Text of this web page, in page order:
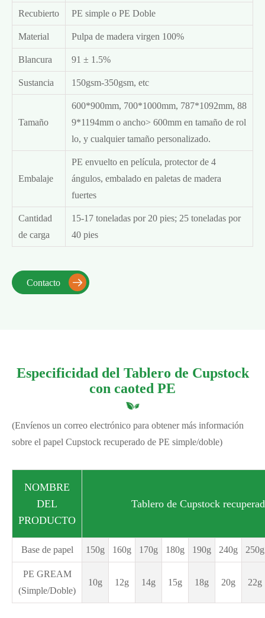
Recubierto PE simple o PE Doble
Material Pulpa de madera virgen 100%
Blancura 91 ± 1.5%
Sustancia 150gsm-350gsm, etc
Tamaño
600*900mm, 700*1000mm, 787*1092mm, 88
9*1194mm o ancho> 600mm en tamaño de rol
lo, y cualquier tamaño personalizado.
Embalaje
PE envuelto en película, protector de 4
ángulos, embalado en paletas de madera
fuertes
Cantidad
de carga
15-17 toneladas por 20 pies; 25 toneladas por
40 pies
Contacto 
Especificidad del Tablero de Cupstock
con caoted PE
(Envíenos un correo electrónico para obtener más información
sobre el papel Cupstock recuperado de PE simple/doble)
NOMBRE
DEL
PRODUCTO
Tablero de Cupstock
Base de papel 150g 160g 170g 180g 190g 240g 250g
PE GREAM
(Simple/Doble)
10g 12g 14g 15g 18g 20g 22g